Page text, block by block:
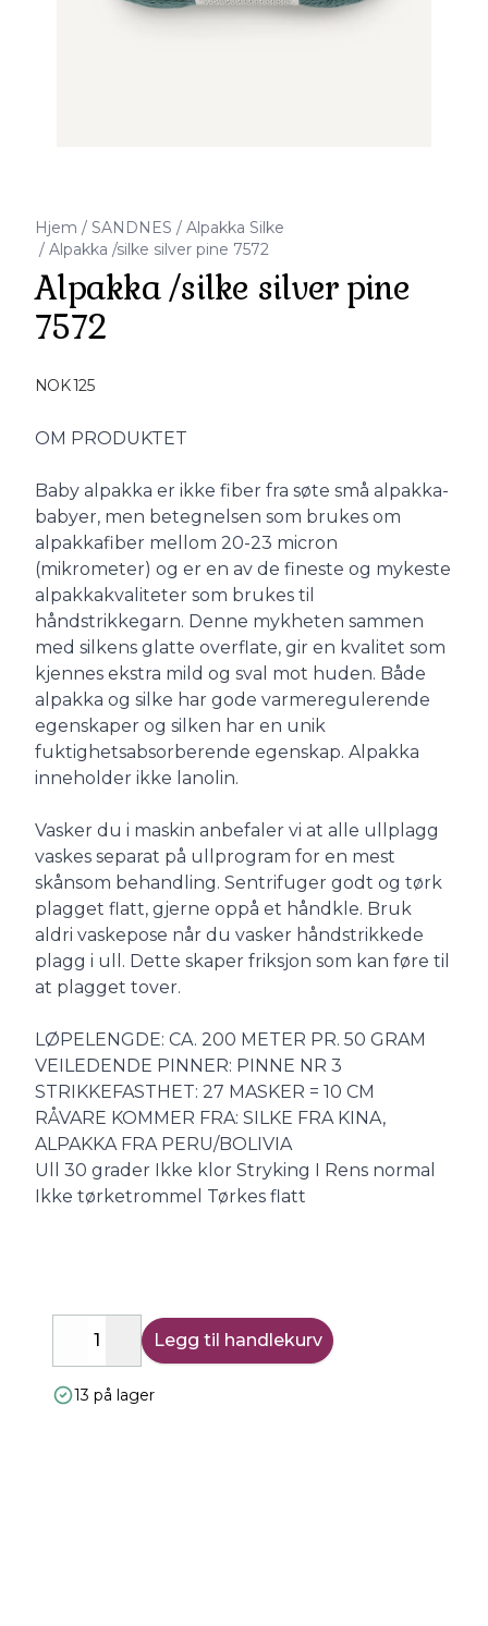
Hjem / SANDNES / Alpakka Silke
/ Alpakka /silke silver pine 7572
Alpakka /silke silver pine
7572
NOK 125
Description
OM PRODUKTET
Baby alpakka er ikke fiber fra søte små alpakka-
babyer, men betegnelsen som brukes om
alpakkafiber mellom 20-23 micron
(mikrometer) og er en av de fineste og mykeste
alpakkakvaliteter som brukes til
håndstrikkegarn. Denne mykheten sammen
med silkens glatte overflate, gir en kvalitet som
kjennes ekstra mild og sval mot huden. Både
alpakka og silke har gode varmeregulerende
egenskaper og silken har en unik
fuktighetsabsorberende egenskap. Alpakka
inneholder ikke lanolin.
Vasker du i maskin anbefaler vi at alle ullplagg
vaskes separat på ullprogram for en mest
skånsom behandling. Sentrifuger godt og tørk
plagget flatt, gjerne oppå et håndkle. Bruk
aldri vaskepose når du vasker håndstrikkede
plagg i ull. Dette skaper friksjon som kan føre til
at plagget tover.
LØPELENGDE: CA. 200 METER PR. 50 GRAM
VEILEDENDE PINNER: PINNE NR 3
STRIKKEFASTHET: 27 MASKER = 10 CM
RÅVARE KOMMER FRA: SILKE FRA KINA,
ALPAKKA FRA PERU/BOLIVIA
Ull 30 grader Ikke klor Stryking I Rens normal
Ikke tørketrommel Tørkes flatt
DecreaseIncrease
Legg til handlekurv
13 på lager